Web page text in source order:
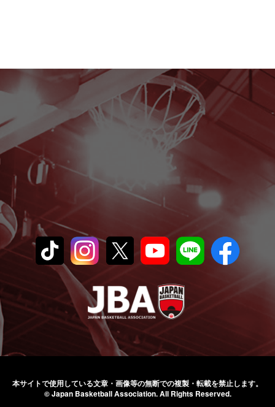
本サイトで使用している文章・画像等の無断での複製・転載を禁止します。
© Japan Basketball Association.All Rights Reserved.